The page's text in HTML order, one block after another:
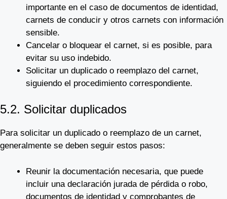
importante en el caso de documentos de identidad,
carnets de conducir y otros carnets con información
sensible.
Cancelar o bloquear el carnet, si es posible, para
evitar su uso indebido.
Solicitar un duplicado o reemplazo del carnet,
siguiendo el procedimiento correspondiente.
5.2. Solicitar duplicados
Para solicitar un duplicado o reemplazo de un carnet,
generalmente se deben seguir estos pasos:
Reunir la documentación necesaria, que puede
incluir una declaración jurada de pérdida o robo,
documentos de identidad y comprobantes de